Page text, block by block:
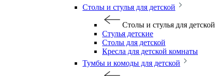
Столы и стулья для детской
Столы и стулья для детской
Стулья детские
Столы для детской
Кресла для детской комнаты
Тумбы и комоды для детской